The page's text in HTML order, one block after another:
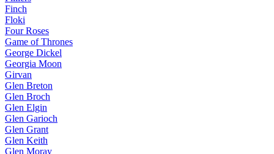
Finch
Floki
Four Roses
Game of Thrones
George Dickel
Georgia Moon
Girvan
Glen Breton
Glen Broch
Glen Elgin
Glen Garioch
Glen Grant
Glen Keith
Glen Moray